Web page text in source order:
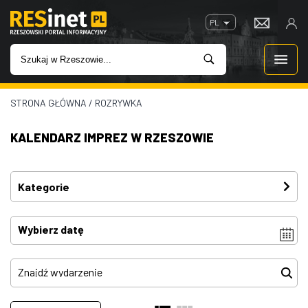
PL
WIADOMOŚCI
INWESTYCJE
IMPREZY
ROZRYWKA
W KINACH
GASTRONOMIA
STRONA GŁÓWNA / ROZRYWKA
KALENDARZ IMPREZ W RZESZOWIE
Kategorie
Festiwal
(4)
Imprezy
(4)
Koncerty
(81)